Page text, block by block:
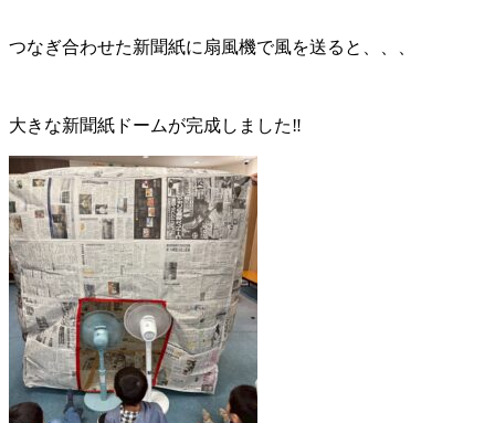
つなぎ合わせた新聞紙に扇風機で風を送ると、、、
大きな新聞紙ドームが完成しました‼